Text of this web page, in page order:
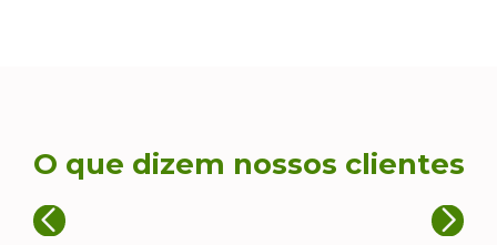
O que dizem nossos clientes